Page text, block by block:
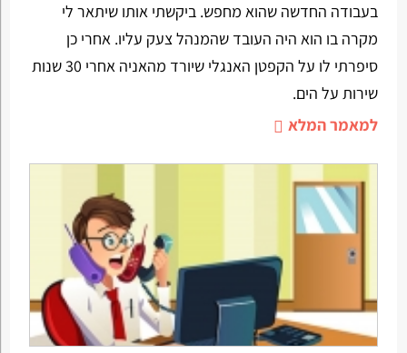
בעבודה החדשה שהוא מחפש. ביקשתי אותו שיתאר לי
מקרה בו הוא היה העובד שהמנהל צעק עליו. אחרי כן
סיפרתי לו על הקפטן האנגלי שיורד מהאניה אחרי 30 שנות
שירות על הים.
למאמר המלא